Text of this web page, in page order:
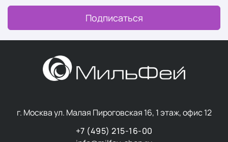
Подписаться
г. Москва ул. Малая Пироговская 16, 1 этаж, офис 12
+7 (495) 215-16-00